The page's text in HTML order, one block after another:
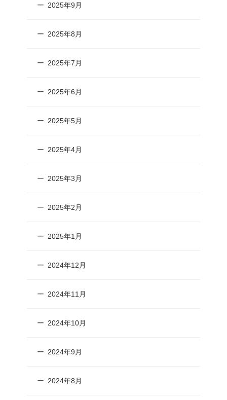
2025年9月
2025年8月
2025年7月
2025年6月
2025年5月
2025年4月
2025年3月
2025年2月
2025年1月
2024年12月
2024年11月
2024年10月
2024年9月
2024年8月